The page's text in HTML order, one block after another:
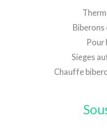
Pour
Sieges
Chauffe